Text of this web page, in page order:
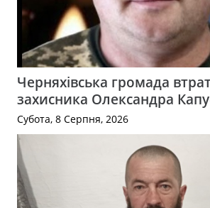
Черняхівська громада
захисника Олександра
Субота, 8 Серпня, 2026